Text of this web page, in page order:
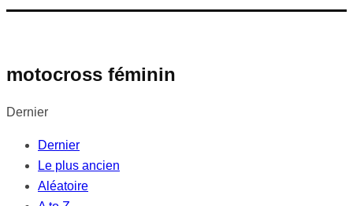
motocross féminin
Dernier
Dernier
Le plus ancien
Aléatoire